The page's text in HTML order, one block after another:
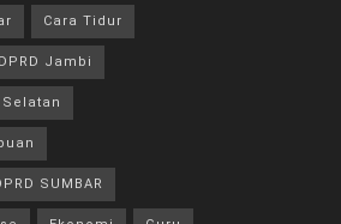
Cara Tidur
DPRD Jambi
SUMBAR